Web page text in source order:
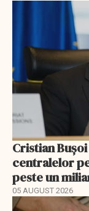
Cristian
centralelor
peste un
05 AUGUST 2026